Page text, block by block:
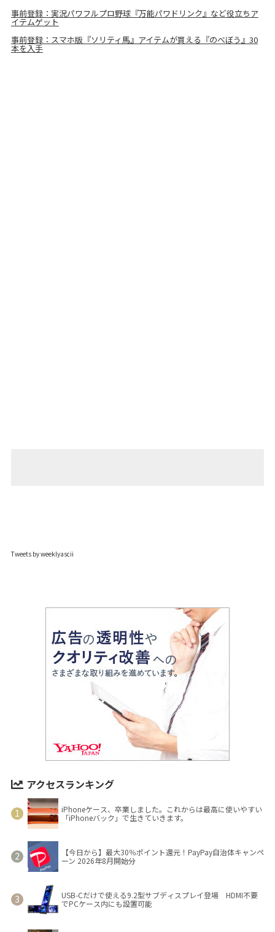
事前登録：実況パワフルプロ野球『万能パワドリンク』など役立ちア
イテムゲット
事前登録：スマホ版『ソリティ馬』アイテムが買える『のべぼう』30
本を入手
Tweets by weeklyascii
アクセスランキング
iPhoneケース、卒業しました。これからは最高に使いやすい
「iPhoneバック」で生きていきます。
【今日から】最大30％ポイント還元！PayPay自治体キャンペ
ーン 2026年8月開始分
USB-Cだけで使える9.2型サブディスプレイ登場 HDMI不要
でPCケース内にも設置可能